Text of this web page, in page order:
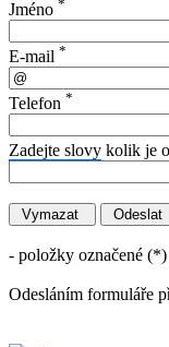
Jméno *
E-mail *
Telefon *
Zadejte slovy kolik je
- položky označené
Odesláním formuláře